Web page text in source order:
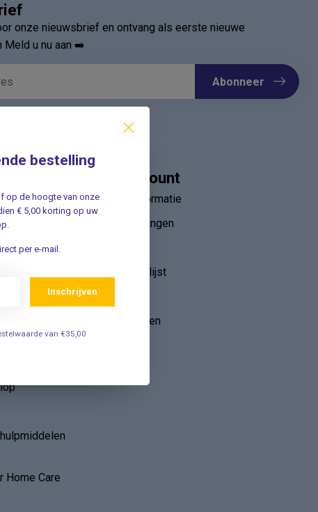
onze nieuwsbrief en ontvang als eerste nieuwe
Meld u nu aan ➡️
Abonneer
van
Home Care
Mijn account
Account informatie
Mijn bestellingen
Mijn verlanglijst
Vergelijk
Alle producten
bestelling
op de hoogte van onze
€ 5,00 korting op uw
per e-mail.
Inschrijven
van €35,00